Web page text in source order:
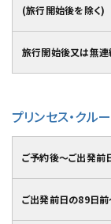
(旅行開始後を除く)
旅行開始後又は無
プリンセス・ク
ご予約後～ご出発前
ご出発前日の89日